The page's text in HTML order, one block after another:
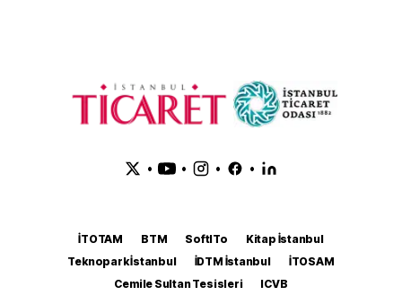
• • • •
İTOTAM BTM SoftITo
Kitap İstanbul
Teknopark İstanbul
İDTM İstanbul
İTOSAM
Cemile Sultan Tesisleri
ICVB